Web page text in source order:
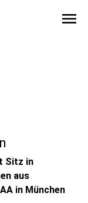
menu
Sitz in
aus
in München